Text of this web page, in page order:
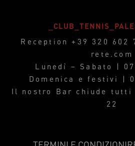
Reception+39 320 602
rete.com
Lunedì – Sabato |
Domenica e festivi |
Il nostro Bar chiude
22